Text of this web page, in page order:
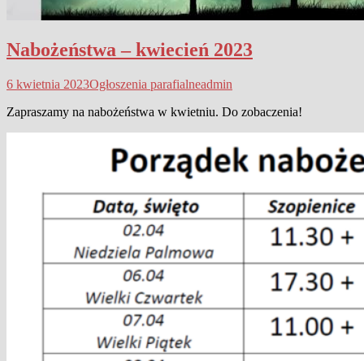
Nabożeństwa – kwiecień 2023
6 kwietnia 2023Ogłoszenia parafialneadmin
Zapraszamy na nabożeństwa w kwietniu. Do zobaczenia!